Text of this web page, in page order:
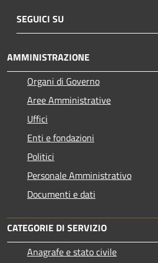
SEGUICI SU
AMMINISTRAZIONE
Organi di Governo
Aree Amministrative
Uffici
Enti e fondazioni
Politici
Personale Amministrativo
Documenti e dati
CATEGORIE DI SERVIZIO
Anagrafe e stato civile